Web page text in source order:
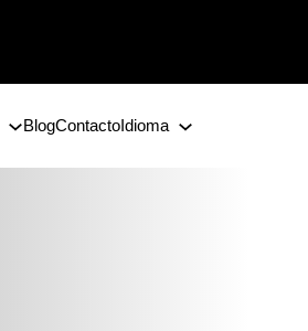
BlogContactoIdioma